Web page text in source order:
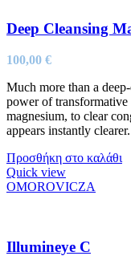
Deep Cleansing
100,00 €
Much more than a
power of
magnesium, to clear
appears instantly clearer.
Προσθήκη στο καλάθι
Quick view
OMOROVICZA
Illumineye C